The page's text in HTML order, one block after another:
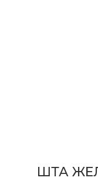
ШТА